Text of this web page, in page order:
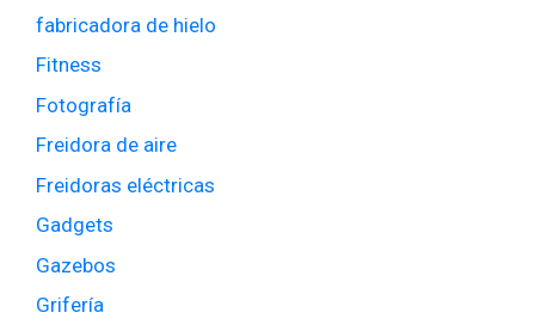
fabricadora de hielo
Fitness
Fotografía
Freidora de aire
Freidoras eléctricas
Gadgets
Gazebos
Grifería